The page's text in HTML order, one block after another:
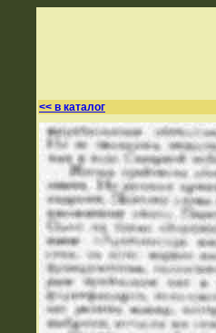
<< в каталог